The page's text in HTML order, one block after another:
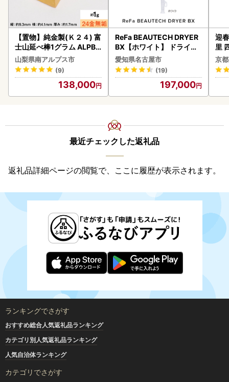
【置物】純金製(Ｋ２４) 富
士山延べ棒1グラム ALPBK
180
山梨県南アルプス市
(9)
138,000
ReFa BEAUTECH DRYER
BX【ホワイト】 ドライヤ
ー 美容 家電 ドライヤー リ
ファ
愛知県名古屋市
(19)
197,000
迎
里
京
最近チェックした返礼品
返礼品詳細ページの閲覧で、ここに履歴が表示されます。
ランキングでさがす
おすすめ総合人気返礼品ランキング
カテゴリ別人気返礼品ランキング
人気自治体ランキング
カテゴリでさがす